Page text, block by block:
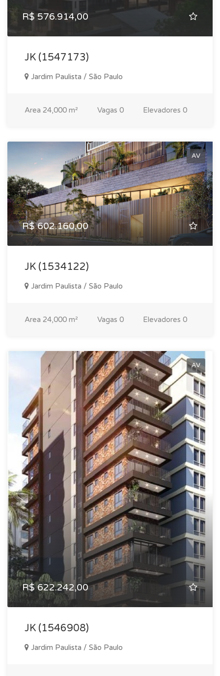
R$ 576.914,00
JK (1547173)
Jardim Paulista / São Paulo
Area 24,000 m² Vagas 0 Elevadores 0
AV
R$ 602.160,00
JK (1534122)
Jardim Paulista / São Paulo
Area 24,000 m² Vagas 0 Elevadores 0
AV
R$ 622.242,00
JK (1546908)
Jardim Paulista / São Paulo